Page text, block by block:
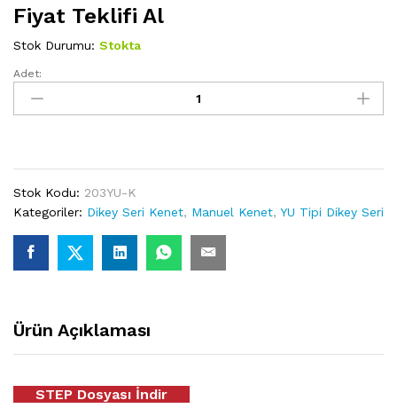
Fiyat Teklifi Al
Stok Durumu: Stokta
203YU-
miktarı
Adet:
Stok Kodu: 203YU-K
Kategoriler: Dikey Seri Kenet, Manuel Kenet, YU Tipi Dikey Seri
Ürün Açıklaması
STEP Dosyası İndir